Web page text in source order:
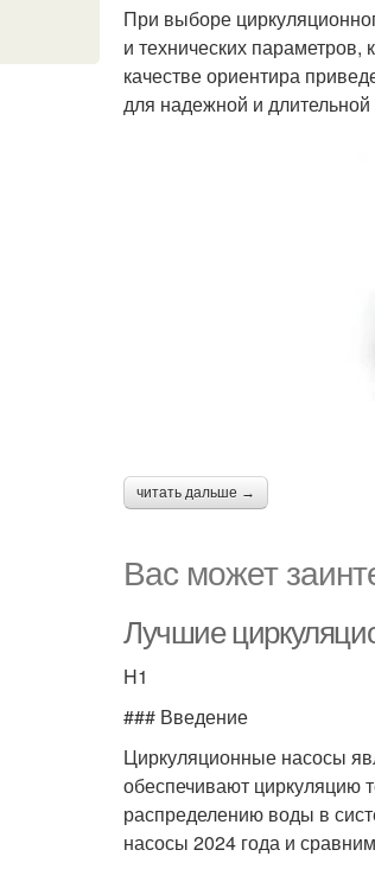
При выборе
и технических
качестве ориентира
для надежной и
читать дальше →
Вас может
Лучшие
H1
### Введение
Циркуляционные насосы
обеспечивают циркуляцию
распределению воды в
насосы 2024 года и